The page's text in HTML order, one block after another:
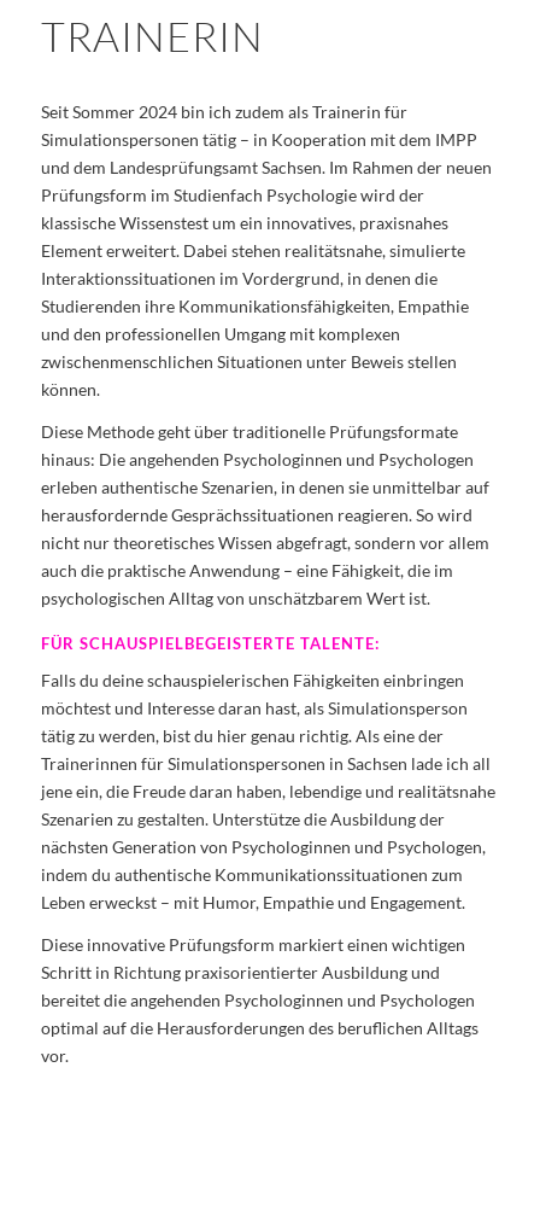
TRAINERIN
Seit Sommer 2024 bin ich zudem als Trainerin für
Simulationspersonen tätig – in Kooperation mit dem IMPP
und dem Landesprüfungsamt Sachsen. Im Rahmen der neuen
Prüfungsform im Studienfach Psychologie wird der
klassische Wissenstest um ein innovatives, praxisnahes
Element erweitert. Dabei stehen realitätsnahe, simulierte
Interaktionssituationen im Vordergrund, in denen die
Studierenden ihre Kommunikationsfähigkeiten, Empathie
und den professionellen Umgang mit komplexen
zwischenmenschlichen Situationen unter Beweis stellen
können.
Diese Methode geht über traditionelle Prüfungsformate
hinaus: Die angehenden Psychologinnen und Psychologen
erleben authentische Szenarien, in denen sie unmittelbar auf
herausfordernde Gesprächssituationen reagieren. So wird
nicht nur theoretisches Wissen abgefragt, sondern vor allem
auch die praktische Anwendung – eine Fähigkeit, die im
psychologischen Alltag von unschätzbarem Wert ist.
FÜR SCHAUSPIELBEGEISTERTE TALENTE:
Falls du deine schauspielerischen Fähigkeiten einbringen
möchtest und Interesse daran hast, als Simulationsperson
tätig zu werden, bist du hier genau richtig. Als eine der
Trainerinnen für Simulationspersonen in Sachsen lade ich all
jene ein, die Freude daran haben, lebendige und realitätsnahe
Szenarien zu gestalten. Unterstütze die Ausbildung der
nächsten Generation von Psychologinnen und Psychologen,
indem du authentische Kommunikationssituationen zum
Leben erweckst – mit Humor, Empathie und Engagement.
Diese innovative Prüfungsform markiert einen wichtigen
Schritt in Richtung praxisorientierter Ausbildung und
bereitet die angehenden Psychologinnen und Psychologen
optimal auf die Herausforderungen des beruflichen Alltags
vor.